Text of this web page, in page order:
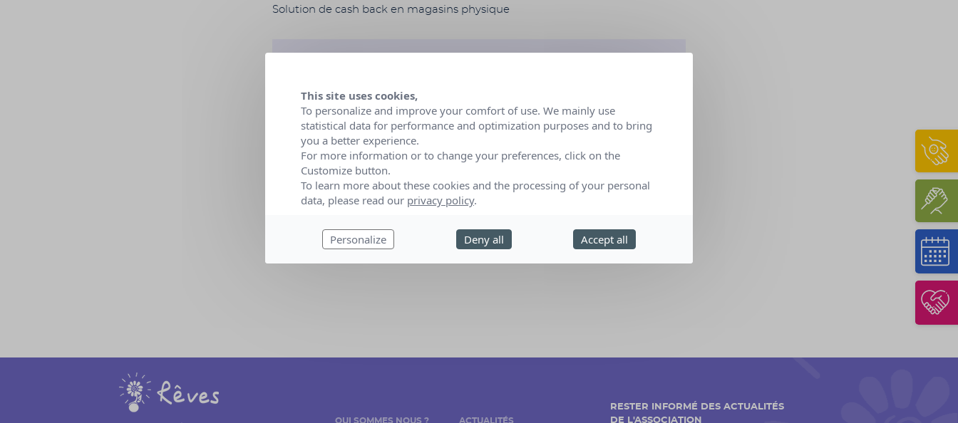
Solution de cash back en magasins physique
QUI SOMMES NOUS ? ACTUALITÉS
RESTER INFORMÉ DES ACTUALITÉS
DE L'ASSOCIATION
This site uses cookies,
To personalize and improve your comfort of use. We mainly use
statistical data for performance and optimization purposes and to bring
you a better experience.
For more information or to change your preferences, click on the
Customize button.
To learn more about these cookies and the processing of your personal
data, please read our privacy policy.
Personalize Deny all Accept all